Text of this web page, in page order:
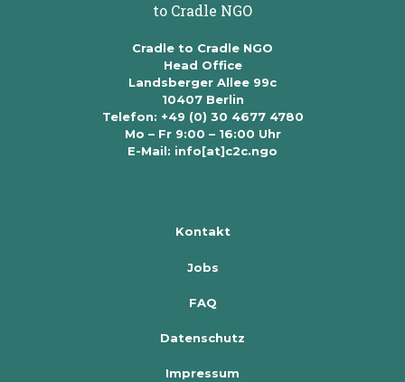
Cradle to Cradle NGO
Head Office
Landsberger Allee 99c
10407 Berlin
Telefon: +49 (0) 30 4677 4780
Mo – Fr 9:00 – 16:00 Uhr
E-Mail: info[at]c2c.ngo
Kontakt
Jobs
FAQ
Datenschutz
Impressum